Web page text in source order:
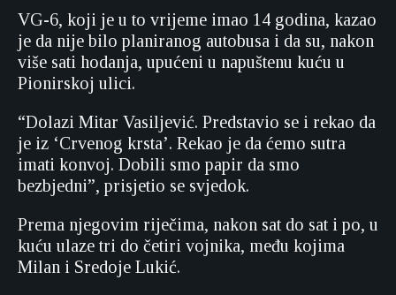
VG-6, koji je u to vrijeme imao 14 godina, kazao
je da nije bilo planiranog autobusa i da su, nakon
više sati hodanja, upućeni u napuštenu kuću u
Pionirskoj ulici.
“Dolazi Mitar Vasiljević. Predstavio se i rekao da
je iz ‘Crvenog krsta’. Rekao je da ćemo sutra
imati konvoj. Dobili smo papir da smo
bezbjedni”, prisjetio se svjedok.
Prema njegovim riječima, nakon sat do sat i po, u
kuću ulaze tri do četiri vojnika, među kojima
Milan i Sredoje Lukić.